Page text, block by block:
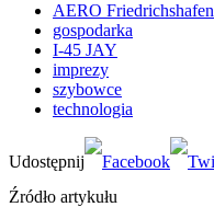
AERO Friedrichshafen
gospodarka
I-45 JAY
imprezy
szybowce
technologia
Źródło artykułu